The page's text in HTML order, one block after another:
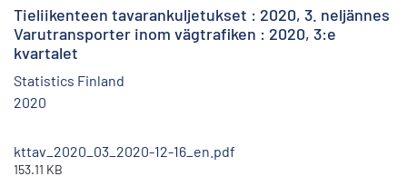
Tieliikenteen tavarankuljetukset : 2020, 3. neljännes
Varutransporter inom vägtrafiken : 2020, 3:e
kvartalet
Statistics Finland
2020
kttav_2020_03_2020-12-16_en.pdf
153.11 KB